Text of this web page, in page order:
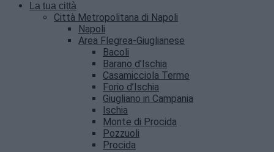
La tua città
Città Metropolitana di Napoli
Napoli
Area Flegrea-Giuglianese
Bacoli
Barano d’Ischia
Casamicciola Terme
Forio d’Ischia
Giugliano in Campania
Ischia
Monte di Procida
Pozzuoli
Procida